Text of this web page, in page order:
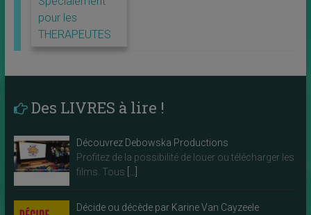
pour les
THERAPEUTES
Des LIVRES à lire !
Découvrez Debowska Productions
Profitez de la possibilité de louer ou télécharger les
films. Tous
Décide ou décède par Karine Van Cayzeele